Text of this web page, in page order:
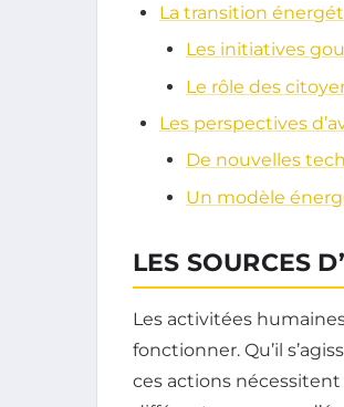
La transition
Les initiatives
Le rôle des
Les perspectives
De nouvelles
Un modèle
LES SOURCES
Les activitées
fonctionner. Qu’il
ces actions